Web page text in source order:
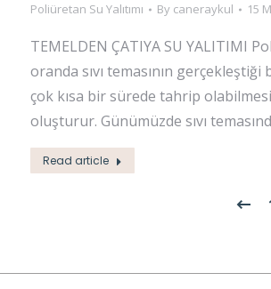
Poliüretan Su Yalıtımı By caneraykul 15
TEMELDEN ÇATIYA SU YALITIMI
oranda sıvı temasının
çok kısa bir sürede tahrip
oluşturur. Günümüzde sıvı
Read article